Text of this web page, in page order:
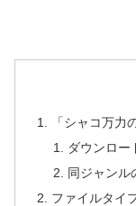
「シャコ万力
ダウンロー
同ジャンル
ファイルタイ